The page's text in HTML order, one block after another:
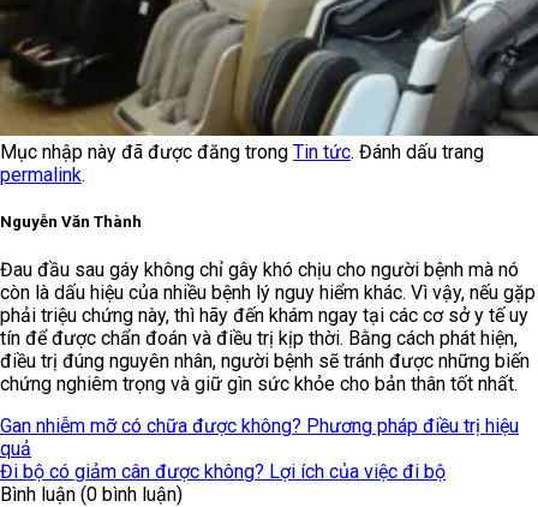
Mục nhập này đã được đăng trong Tin tức. Đánh dấu trang
permalink.
Nguyễn Văn Thành
Đau đầu sau gáy không chỉ gây khó chịu cho người bệnh mà nó
còn là dấu hiệu của nhiều bệnh lý nguy hiểm khác. Vì vậy, nếu gặp
phải triệu chứng này, thì hãy đến khám ngay tại các cơ sở y tế uy
tín để được chẩn đoán và điều trị kịp thời. Bằng cách phát hiện,
điều trị đúng nguyên nhân, người bệnh sẽ tránh được những biến
chứng nghiêm trọng và giữ gìn sức khỏe cho bản thân tốt nhất.
Gan nhiễm mỡ có chữa được không? Phương pháp điều trị hiệu
quả
Đi bộ có giảm cân được không? Lợi ích của việc đi bộ
Bình luận (0 bình luận)